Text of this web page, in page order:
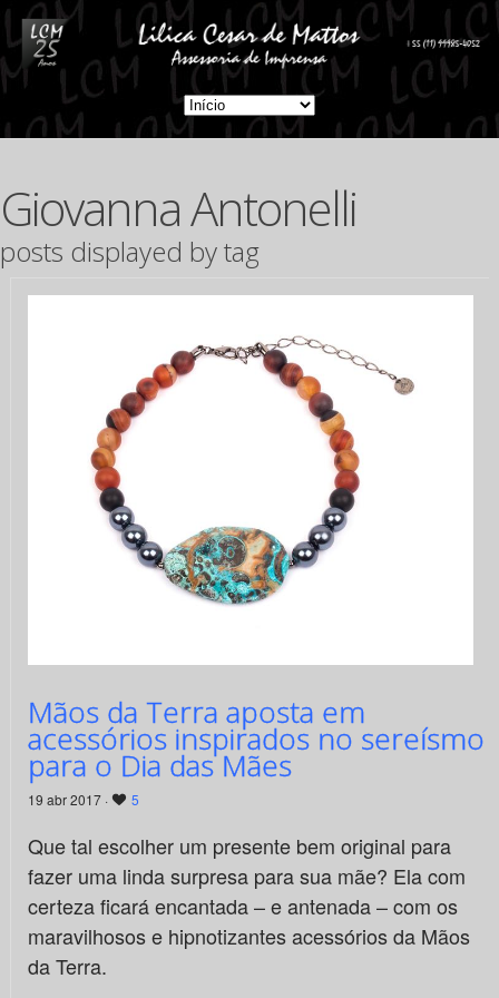
Giovanna Antonelli
posts displayed by tag
Mãos da Terra aposta em
acessórios inspirados no sereísmo
para o Dia das Mães
19 abr 2017 · 5
Que tal escolher um presente bem original para
fazer uma linda surpresa para sua mãe? Ela com
certeza ficará encantada – e antenada – com os
maravilhosos e hipnotizantes acessórios da Mãos
da Terra.